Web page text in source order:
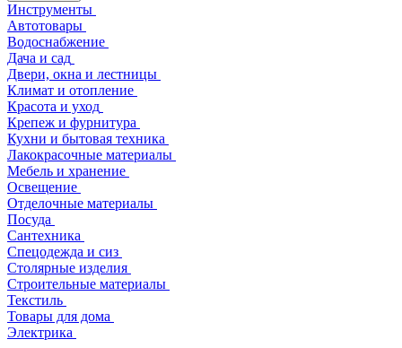
Инструменты
Автотовары
Водоснабжение
Дача и сад
Двери, окна и лестницы
Климат и отопление
Красота и уход
Крепеж и фурнитура
Кухни и бытовая техника
Лакокрасочные материалы
Мебель и хранение
Освещение
Отделочные материалы
Посуда
Сантехника
Спецодежда и сиз
Столярные изделия
Строительные материалы
Текстиль
Товары для дома
Электрика